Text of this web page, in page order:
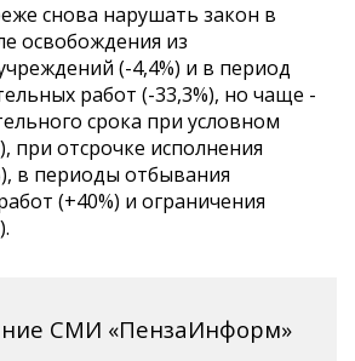
снова нарушать закон в
освобождения из
(-4,4%) и в период
работ (-33,3%), но чаще -
срока при условном
при отсрочке исполнения
в периоды отбывания
(+40%) и ограничения
СМИ «ПензаИнформ»